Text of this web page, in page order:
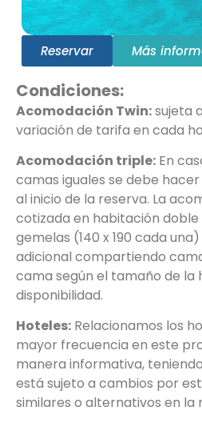
Reservar Más
Condiciones:
Acomodación Twin:sujeta
variación de tarifa en cada
Acomodación triple: En
camas iguales se debe
al inicio de la reserva. La
cotizada en habitación
gemelas (140 x 190 cada
adicional compartiendo
cama según el tamaño de la
disponibilidad.
Hoteles: Relacionamos los
mayor frecuencia en este
manera informativa,
está sujeto a cambios por
similares o alternativos en la